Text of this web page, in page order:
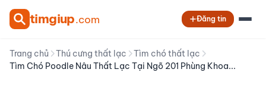
timgiup.com Đăng tin
Trang chủ Thú cưng thất lạc
Tìm chó thất lạc
Tìm Chó Poodle Nâu Thất Lạc Tại Ngõ 201 Phùng Khoa...